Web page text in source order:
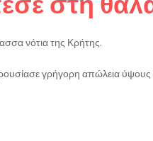
νότια της Κρήτης.
γρήγορη απώλεια ύψους